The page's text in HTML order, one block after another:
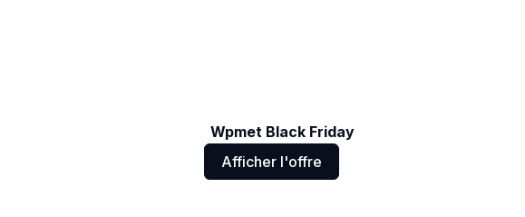
Wpmet Black Friday
Afficher l'offre